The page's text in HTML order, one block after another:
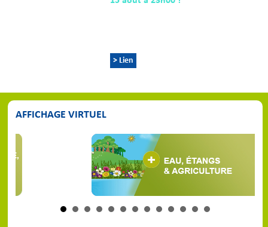
> Lien
AFFICHAGE VIRTUEL